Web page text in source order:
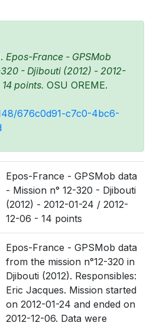
Epos-France - GPSMob
- Djibouti (2012) - 2012-
points. OSU OREME.
676c0d91-c7c0-4bc6-
Epos-France - GPSMob data
- Mission n° 12-320 - Djibouti
(2012) - 2012-01-24 / 2012-
12-06 - 14 points
Epos-France - GPSMob data
from the mission n°12-320 in
Djibouti (2012). Responsibles:
Eric Jacques. Mission started
on 2012-01-24 and ended on
2012-12-06. Data were